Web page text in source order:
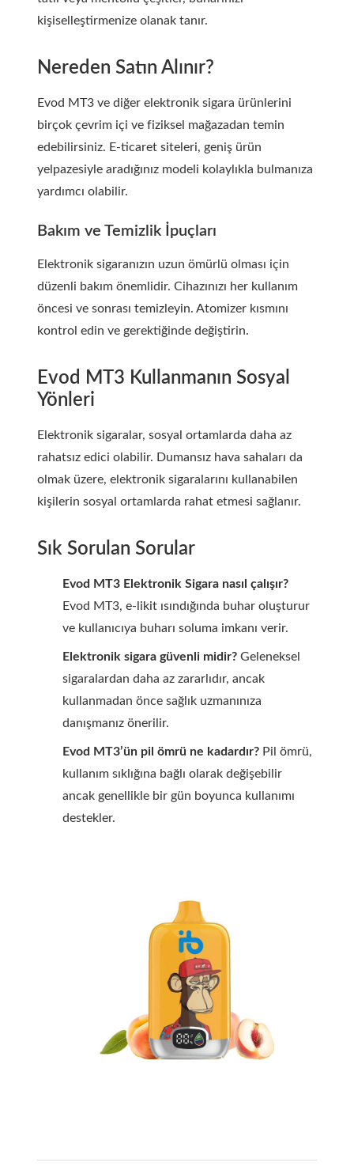
kişiselleştirmenize olanak tanır.
Nereden Satın Alınır?
Evod MT3 ve diğer elektronik sigara ürünlerini
birçok çevrim içi ve fiziksel mağazadan temin
edebilirsiniz. E-ticaret siteleri, geniş ürün
yelpazesiyle aradığınız modeli kolaylıkla bulmanıza
yardımcı olabilir.
Bakım ve Temizlik İpuçları
Elektronik sigaranızın uzun ömürlü olması için
düzenli bakım önemlidir. Cihazınızı her kullanım
öncesi ve sonrası temizleyin. Atomizer kısmını
kontrol edin ve gerektiğinde değiştirin.
Evod MT3 Kullanmanın Sosyal
Yönleri
Elektronik sigaralar, sosyal ortamlarda daha az
rahatsız edici olabilir. Dumansız hava sahaları da
olmak üzere, elektronik sigaralarını kullanabilen
kişilerin sosyal ortamlarda rahat etmesi sağlanır.
Sık Sorulan Sorular
Evod MT3 Elektronik Sigara nasıl çalışır?
Evod MT3, e-likit ısındığında buhar oluşturur
ve kullanıcıya buharı soluma imkanı verir.
Elektronik sigara güvenli midir? Geleneksel
sigaralardan daha az zararlıdır, ancak
kullanmadan önce sağlık uzmanınıza
danışmanız önerilir.
Evod MT3’ün pil ömrü ne kadardır? Pil ömrü,
kullanım sıklığına bağlı olarak değişebilir
ancak genellikle bir gün boyunca kullanımı
destekler.